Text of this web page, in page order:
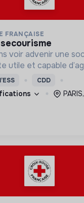
FRANÇAISE
secourisme
voir advenir une
utile et capable
des moyens et des
et adaptés
CDD